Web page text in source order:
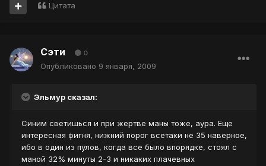
Цитата
Сэти 0
Опубликовано 9 января, 2009
Эльмур сказал:
Синим светишься и при жертве маны тоже, аура. Еще
интересная фигня, нижний порог всетаки не 35 наверное,
ибо в один из пулов, когда все было впорядке, стоял с
маной 32% минуты 2-3 и никаких плачевных